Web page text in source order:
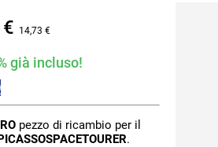
€ 14,73€
già incluso!
pezzo di ricambio per il
.